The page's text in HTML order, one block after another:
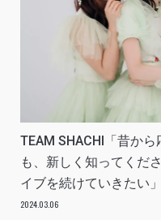
TEAM SHACHI「昔か
も、新しく知ってくだ
イブを続けていきたい
2024.03.06